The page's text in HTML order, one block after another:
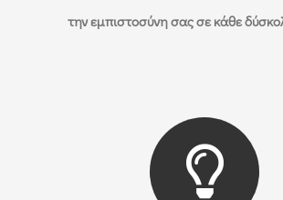
την εμπιστοσύνη σας σε κάθε